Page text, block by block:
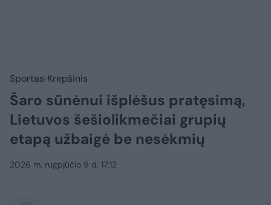
Sportas Krepšinis
Šaro sūnėnui išplėšus pratęsimą,
Lietuvos šešiolikmečiai grupių
etapą užbaigė be nesėkmių
2026 m. rugpjūčio 9 d. 17:12